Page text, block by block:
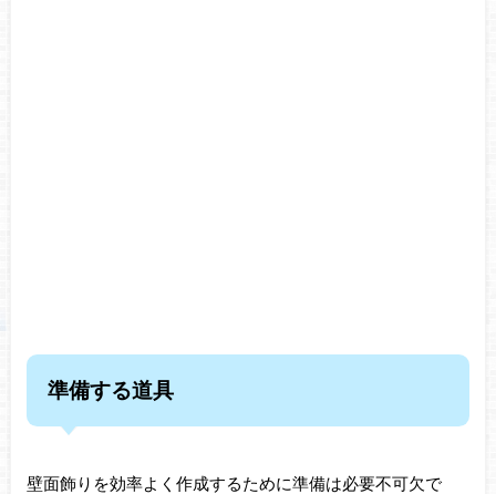
準備する道具
壁面飾りを効率よく作成するために準備は必要不可欠で